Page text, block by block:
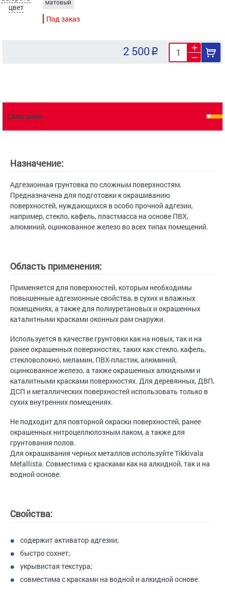
цвет
матовый
Под заказ
2 500
Описание
Назначение:
Адгезионная грунтовка по сложным поверхностям.
Предназначена для подготовки к окрашиванию
поверхностей, нуждающихся в особо прочной адгезии,
например, стекло, кафель, пластмасса на основе ПВХ,
алюминий, оцинкованное железо во всех типах помещений.
Область применения:
Применяется для поверхностей, которым необходимы
повышенные адгезионные свойства, в сухих и влажных
помещениях, а также для полиуретановых и окрашенных
каталитными красками оконных рам снаружи.
Используется в качестве грунтовки как на новых, так и на
ранее окрашенных поверхностях, таких как стекло, кафель,
стекловолокно, меламин, ПВХ-пластик, алюминий,
оцинкованное железо, а также окрашенных алкидными и
каталитными красками поверхностях. Для деревянных, ДВП,
ДСП и металлических поверхностей использовать только в
сухих внутренних помещениях.
Не подходит для повторной окраски поверхностей, ранее
окрашенных нитроцеллюлозным лаком, а также для
грунтования полов.
Для окрашивания черных металлов используйте Tikkivala
Metallista. Совместима с красками как на алкидной, так и на
водной основе.
Свойства:
содержит активатор адгезии;
быстро сохнет;
укрывистая текстура;
совместима с красками на водной и алкидной основе.